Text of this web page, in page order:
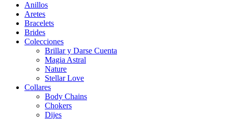
Anillos
Aretes
Bracelets
Brides
Colecciones
Brillar y Darse Cuenta
Magia Astral
Nature
Stellar Love
Collares
Body Chains
Chokers
Dijes